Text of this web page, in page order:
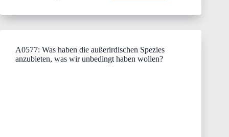
A0577: Was haben die außerirdischen Spezies
anzubieten, was wir unbedingt haben wollen?